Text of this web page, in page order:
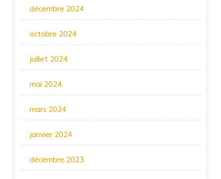
décembre 2024
octobre 2024
juillet 2024
mai 2024
mars 2024
janvier 2024
décembre 2023